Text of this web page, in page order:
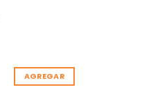
AGREGAR